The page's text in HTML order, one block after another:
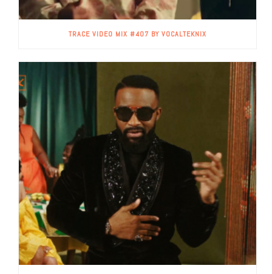
TRACE VIDEO MIX #407 BY VOCALTEKNIX